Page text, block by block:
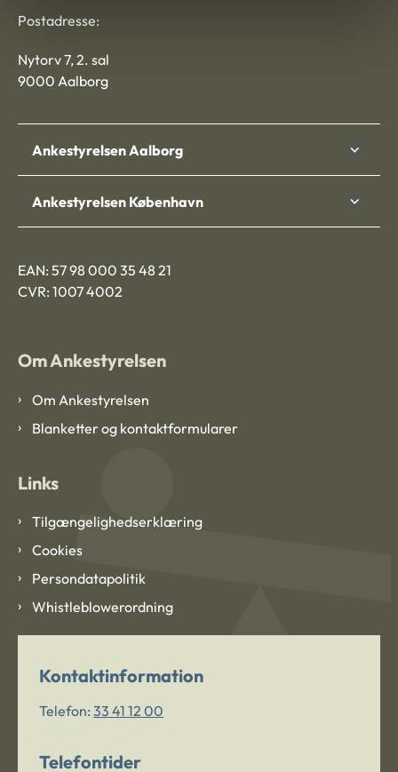
Postadresse:
Nytorv 7, 2. sal
9000 Aalborg
Ankestyrelsen Aalborg
Ankestyrelsen København
EAN: 57 98 000 35 48 21
CVR: 1007 4002
Om Ankestyrelsen
Om Ankestyrelsen
Blanketter og kontaktformularer
Links
Tilgængelighedserklæring
Cookies
Persondatapolitik
Whistleblowerordning
Kontaktinformation
Telefon: 33 41 12 00
Telefontider